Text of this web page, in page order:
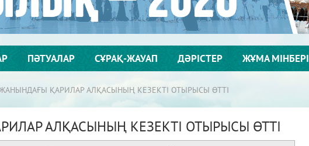
ПӘТУАЛАР СҰРАҚ-ЖАУАП ДӘРІСТЕР ЖҰМА МІНБЕРІ
ҚАРИЛАР АЛҚАСЫНЫҢ КЕЗЕКТІ ОТЫРЫСЫ ӨТТІ
АЛҚАСЫНЫҢ КЕЗЕКТІ ОТЫРЫСЫ ӨТТІ